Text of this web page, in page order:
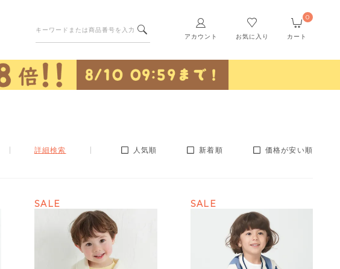
アカウント お気に入り カート
0
人気順 新着順 価格が安い順
詳細検索
SALE SALE